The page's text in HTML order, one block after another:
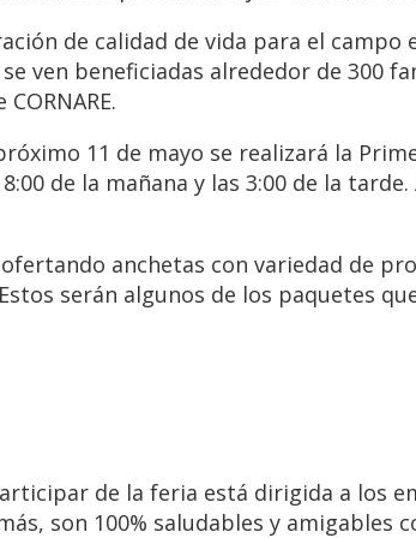
de calidad de vida para el
ven beneficiadas alrededor de 300
11 de mayo se realizará la
de la mañana y las 3:00 de la
anchetas con variedad de
serán algunos de los paquetes
de la feria está dirigida a los
son 100% saludables y amigables